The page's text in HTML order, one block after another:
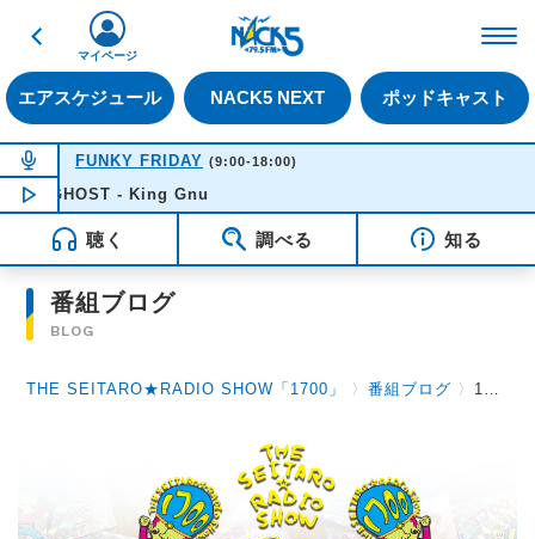
戻る
エアスケジュール NACK5 NEXT ポッドキャスト
マイページ
NOW ON AIR
FUNKY FRIDAY (9:00-18:00)
NOW PLAYING09:27
GHOST - King Gnu
聴く 調べる 知る
番組ブログ
BLOG
THE SEITARO★RADIO SHOW「1700」 〉番組ブログ 〉 12月19日（月）